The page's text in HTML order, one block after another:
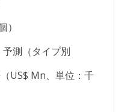
）
測（タイプ別
US$ Mn、単位：千